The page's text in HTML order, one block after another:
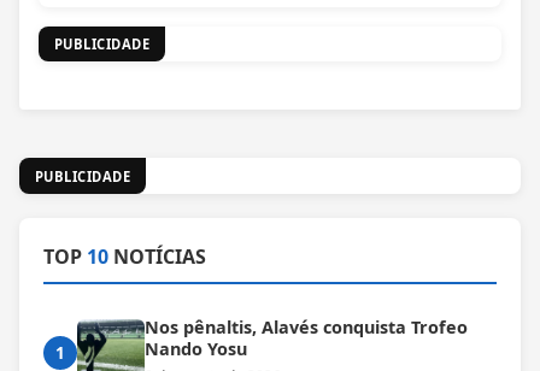
PUBLICIDADE
PUBLICIDADE
TOP 10 NOTÍCIAS
1
Nos pênaltis, Alavés conquista Trofeo
Nando Yosu